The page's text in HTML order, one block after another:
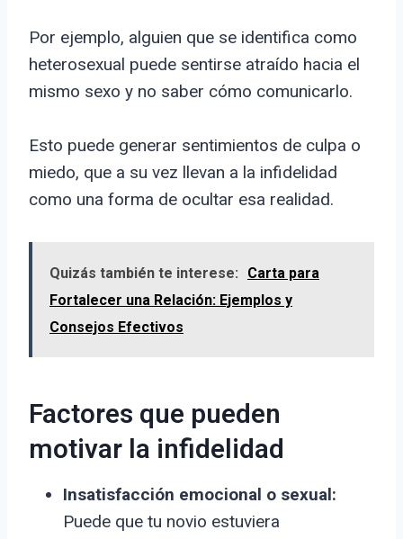
Por ejemplo, alguien que se identifica como
heterosexual puede sentirse atraído hacia el
mismo sexo y no saber cómo comunicarlo.
Esto puede generar sentimientos de culpa o
miedo, que a su vez llevan a la infidelidad
como una forma de ocultar esa realidad.
Quizás también te interese:
Carta para
Fortalecer una Relación: Ejemplos y
Consejos Efectivos
Factores que pueden
motivar la infidelidad
Insatisfacción emocional o sexual:
Puede que tu novio estuviera